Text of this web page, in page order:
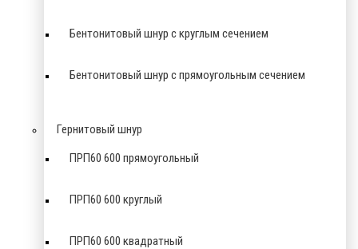
Бентонитовый шнур с круглым сечением
Бентонитовый шнур с прямоугольным сечением
Гернитовый шнур
ПРП60 600 прямоугольный
ПРП60 600 круглый
ПРП60 600 квадратный